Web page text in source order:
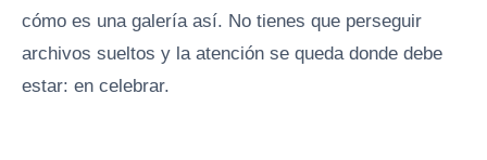
cómo es una galería así. No tienes que perseguir
archivos sueltos y la atención se queda donde debe
estar: en celebrar.